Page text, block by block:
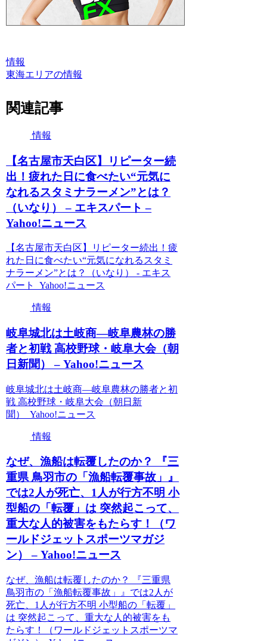
情報
東海エリアの情報
関連記事
情報
【名古屋市天白区】リピーター続
出！疲れた日に食べたい“元気に
なれるスタミナラーメン”とは？
（いなり） – エキスパート –
Yahoo!ニュース
【名古屋市天白区】リピーター続出！疲
れた日に食べたい“元気になれるスタミ
ナラーメン”とは？（いなり） - エキス
パート Yahoo!ニュース
情報
岐阜城北は土岐商―岐阜農林の勝
者と初戦 高校野球・岐阜大会（朝
日新聞） – Yahoo!ニュース
岐阜城北は土岐商―岐阜農林の勝者と初
戦 高校野球・岐阜大会（朝日新
聞） Yahoo!ニュース
情報
なぜ、漁船は転覆したのか？ 『三
重県 鳥羽市の「漁船転覆事故」』
では2人が死亡、1人が行方不明 小
型船の「転覆」は 突然起こって、
重大な人的被害をもたらす！（ワ
ールドジェットスポーツマガジ
ン） – Yahoo!ニュース
なぜ、漁船は転覆したのか？ 『三重県
鳥羽市の「漁船転覆事故」』では2人が
死亡、1人が行方不明 小型船の「転覆」
は 突然起こって、重大な人的被害をも
たらす！（ワールドジェットスポーツマ